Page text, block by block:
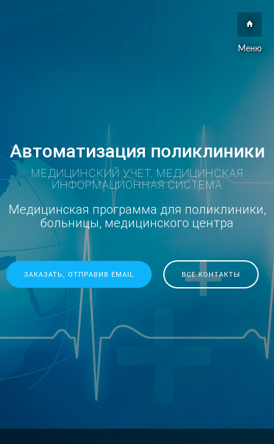
Меню
Автоматизация поликлиники
МЕДИЦИНСКИЙ УЧЕТ. МЕДИЦИНСКАЯ
ИНФОРМАЦИОННАЯ СИСТЕМА
Медицинская программа для поликлиники,
больницы, медицинского центра
ЗАКАЗАТЬ, ОТПРАВИВ EMAIL ВСЕ КОНТАКТЫ